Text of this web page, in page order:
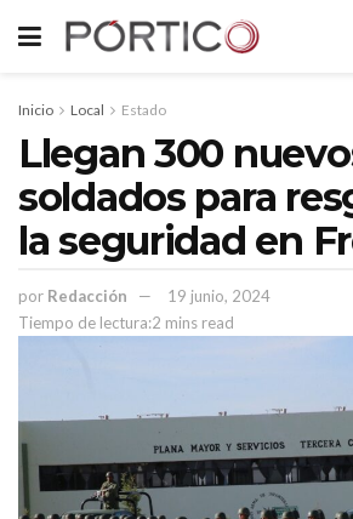
Inicio Local Estado
Llegan 300
soldados para
la seguridad en
por Redacción
19 junio, 2024
Tiempo de lectura:2 mins read